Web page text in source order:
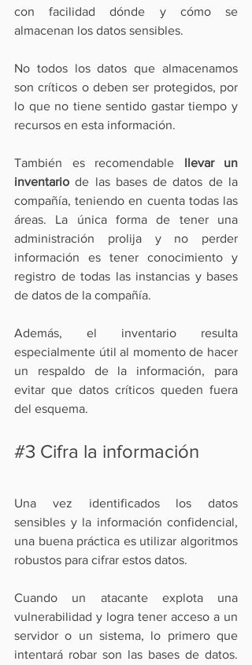
con facilidad dónde y cómo se
almacenan los datos sensibles.
No todos los datos que almacenamos
son críticos o deben ser protegidos, por
lo que no tiene sentido gastar tiempo y
recursos en esta información.
También es recomendable llevar un
inventario de las bases de datos de la
compañía, teniendo en cuenta todas las
áreas. La única forma de tener una
administración prolija y no perder
información es tener conocimiento y
registro de todas las instancias y bases
de datos de la compañía.
Además, el inventario resulta
especialmente útil al momento de hacer
un respaldo de la información, para
evitar que datos críticos queden fuera
del esquema.
#3 Cifra la información
Una vez identificados los datos
sensibles y la información confidencial,
una buena práctica es utilizar algoritmos
robustos para cifrar estos datos.
Cuando un atacante explota una
vulnerabilidad y logra tener acceso a un
servidor o un sistema, lo primero que
intentará robar son las bases de datos.